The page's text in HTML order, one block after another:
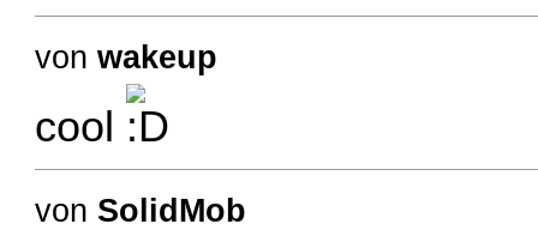
vonwakeup
cool
von SolidMob